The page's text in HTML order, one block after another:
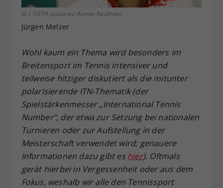
© | GEPA pictures/ Armin Rauthner
Jürgen Melzer
Wohl kaum ein Thema wird besonders im
Breitensport im Tennis intensiver und
teilweise hitziger diskutiert als die mitunter
polarisierende ITN-Thematik (der
Spielstärkenmesser „International Tennis
Number“, der etwa zur Setzung bei nationalen
Turnieren oder zur Aufstellung in der
Meisterschaft verwendet wird; genauere
Informationen dazu gibt eshier). Oftmals
gerät hierbei in Vergessenheit oder aus dem
Fokus, weshalb wir alle den Tennissport
Dieser Wert speichert Ihre Consent-
vorgenommen Einstellungen, falls der
Webseiten-Betreiber dies eingestellt
hat.